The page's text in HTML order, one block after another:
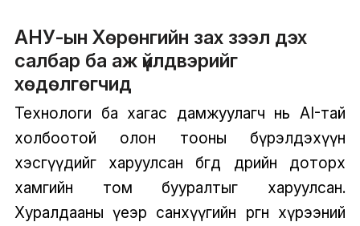
АНУ-ын Хөрөнгийн зах зээл дэх
салбар ба аж үйлдвэрийг
хөдөлгөгчид
Технологи ба хагас дамжуулагч нь AI-тай
холбоотой олон тооны бүрэлдэхүүн
хэсгүүдийг харуулсан бөгөөд өдрийн доторх
хамгийн том бууралтыг харуулсан.
Хуралдааны үеэр санхүүгийн өргөн хүрээний